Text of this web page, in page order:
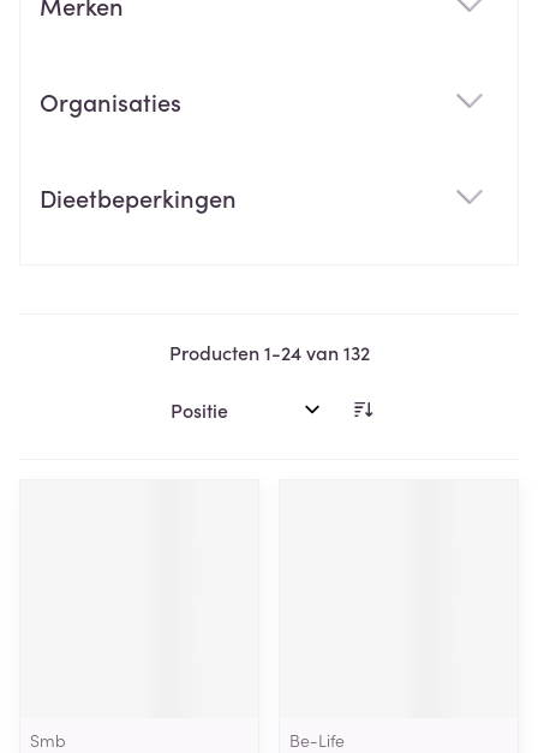
Organisaties
Dieetbeperkingen
Producten1-24van132
Sorteer op:
Smb
Be-Life